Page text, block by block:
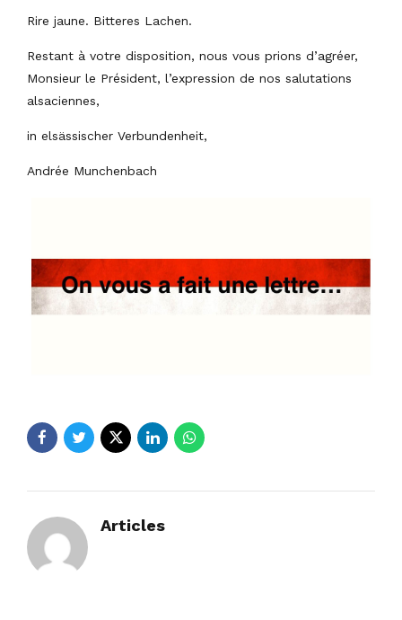
Rire jaune. Bitteres Lachen.
Restant à votre disposition, nous vous prions d’agréer,
Monsieur le Président, l’expression de nos salutations
alsaciennes,
in elsässischer Verbundenheit,
Andrée Munchenbach
Articles